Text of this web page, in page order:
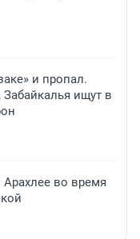
и пропал.
Забайкалья ищут в
во время